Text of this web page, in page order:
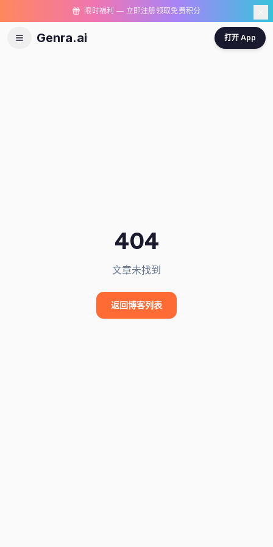
限时福利 — 立即注册领取免费积分
Genra.ai 打开 App
404
文章未找到
返回博客列表